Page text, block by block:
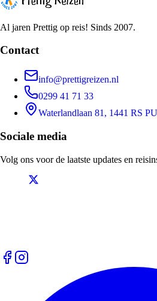
Al jaren Prettig op reis! Sinds 2007.
Contact
info@prettigreizen.nl
0299 41 71 33
Waterlandlaan 81, 1441 RS
Sociale media
Volg ons voor de laatste updates en